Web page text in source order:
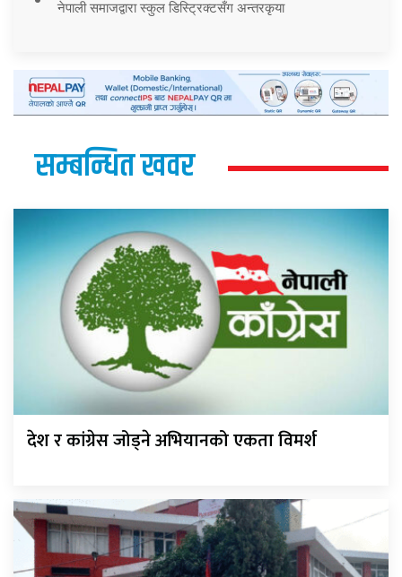
नेपाली समाजद्वारा स्कुल डिस्ट्रिक्टसँग अन्तरकृया
सम्बन्धित खवर
देश र कांग्रेस जोड्ने अभियानको एकता विमर्श